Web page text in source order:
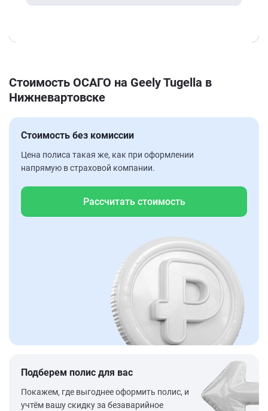
Стоимость ОСАГО на Geely Tugella в
Нижневартовске
Стоимость без комиссии
Цена полиса такая же, как при оформлении
напрямую в страховой компании.
Рассчитать стоимость
Подберем полис для вас
Покажем, где выгоднее оформить полис, и
учтём вашу скидку за безаварийное